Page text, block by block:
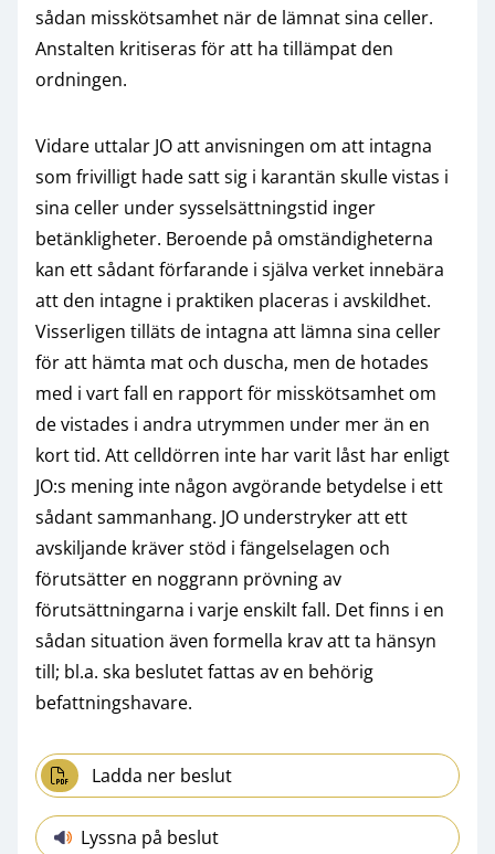
sådan misskötsamhet när de lämnat sina celler.
Anstalten kritiseras för att ha tillämpat den
ordningen.
Vidare uttalar JO att anvisningen om att intagna
som frivilligt hade satt sig i karantän skulle vistas i
sina celler under sysselsättningstid inger
betänkligheter. Beroende på omständigheterna
kan ett sådant förfarande i själva verket innebära
att den intagne i praktiken placeras i avskildhet.
Visserligen tilläts de intagna att lämna sina celler
för att hämta mat och duscha, men de hotades
med i vart fall en rapport för misskötsamhet om
de vistades i andra utrymmen under mer än en
kort tid. Att celldörren inte har varit låst har enligt
JO:s mening inte någon avgörande betydelse i ett
sådant sammanhang. JO understryker att ett
avskiljande kräver stöd i fängelselagen och
förutsätter en noggrann prövning av
förutsättningarna i varje enskilt fall. Det finns i en
sådan situation även formella krav att ta hänsyn
till; bl.a. ska beslutet fattas av en behörig
befattningshavare.
Ladda ner beslut
Lyssna på beslut